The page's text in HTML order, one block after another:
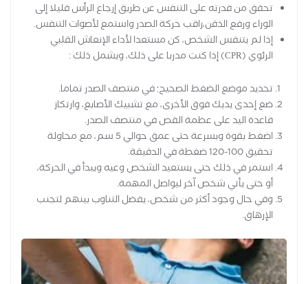
تحقق من قدرته على التنفس عن طريق إرجاع الرأس قليلا إلى
الوراء ورفع الذقن،راقب حركة الصدر واستمع لأصوات التنفس.
إذا لم يتنفس الشخص، كن مستعدا لأداء الإنعاش القلبي
الرئوي (CPR) إذا كنت مدربا على ذلك، ويشمل ذلك :
تحديد موضع الضغط الصحيح؛ في منتصف الصدر تماما.
ضع إحدى يديك فوق الأخرى، مع تشبيك الأصابع، وارتكاز
قاعدة اليد على عظمة القص في منتصف الصدر.
اضغط بقوة وبسرعة حتى عمق حوالي 5 سم، مع محاولة
تحقيق 100-120 ضغطة في الدقيقة.
استمر في ذلك حتى يستعيد الشخص وعيه ويبدأ في الحركة،
أو حتى يأتي شخص آخر ليواصل المهمة.
وفي حال وجود أكثر من شخص، يفضل التناوب بينهم لتجنب
الإرهاق.